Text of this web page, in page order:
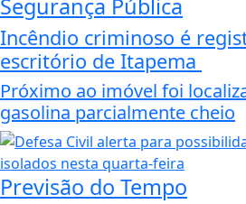
Segurança Pública
Incêndio criminoso é
escritório de Itapema
Próximo ao imóvel foi
gasolina parcialmente cheio
Previsão do Tempo